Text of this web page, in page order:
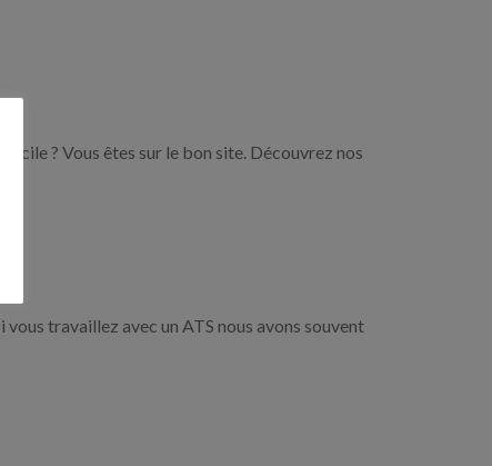
? Vous êtes sur le bon site. Découvrez nos
travaillez avec un ATS nous avons souvent